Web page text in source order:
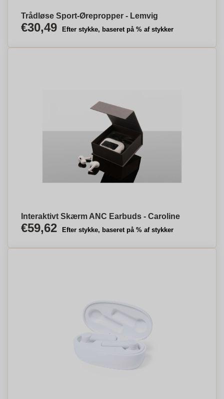
Trådløse Sport-Ørepropper - Lemvig
€30,49 Efter stykke, baseret på % af stykker
Interaktivt Skærm ANC Earbuds - Caroline
€59,62 Efter stykke, baseret på % af stykker